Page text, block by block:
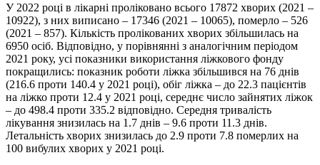
У 2022 році в лікарні проліковано всього 17872 хворих (2021 –
10922), з них виписано – 17346 (2021 – 10065), померло – 526
(2021 – 857). Кількість пролікованих хворих збільшилась на
6950 осіб. Відповідно, у порівнянні з аналогічним періодом
2021 року, усі показники використання ліжкового фонду
покращились: показник роботи ліжка збільшився на 76 днів
(216.6 проти 140.4 у 2021 році), обіг ліжка – до 22.3 пацієнтів
на ліжко проти 12.4 у 2021 році, середнє число зайнятих ліжок
– до 498.4 проти 335.2 відповідно. Середня тривалість
лікування знизилась на 1.7 днів – 9.6 проти 11.3 днів.
Летальність хворих знизилась до 2.9 проти 7.8 померлих на
100 вибулих хворих у 2021 році.